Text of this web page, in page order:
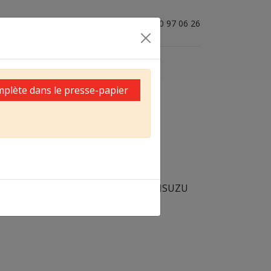
04 50 97 06 26
capacités de déplacement, ISUZU
dans le presse-papier